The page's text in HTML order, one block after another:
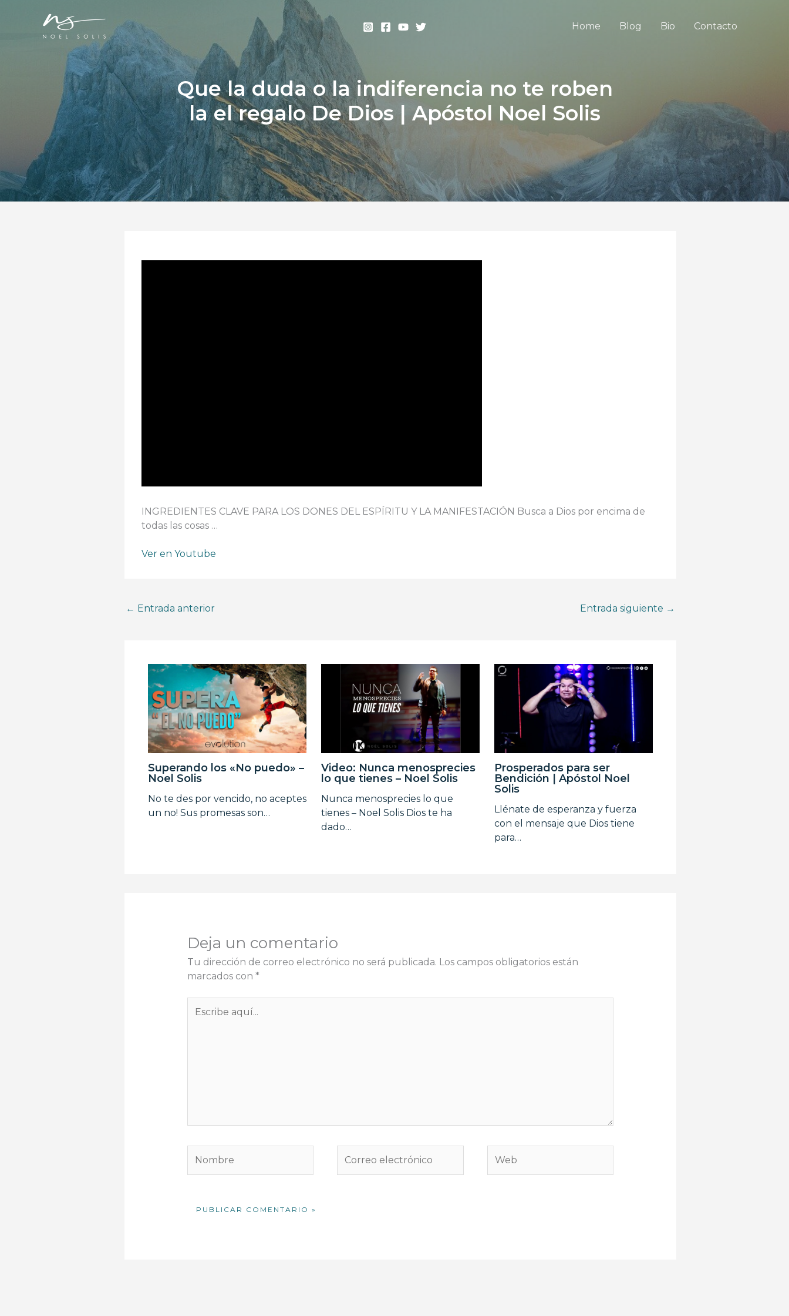
contenido
Home Blog Bio Contacto
Que la duda o la indiferencia no te roben
la el regalo De Dios | Apóstol Noel Solis
INGREDIENTES CLAVE PARA LOS DONES DEL ESPÍRITU Y LA MANIFESTACIÓN Busca a Dios por encima de
todas las cosas …
Ver en Youtube
← Entrada anterior Entrada siguiente →
Superando los «No puedo» –
Noel Solis
No te des por vencido, no aceptes
un no! Sus promesas son…
Video: Nunca menosprecies
lo que tienes – Noel Solis
Nunca menosprecies lo que
tienes – Noel Solis Dios te ha
dado…
Prosperados para ser
Bendición | Apóstol Noel
Solis
Llénate de esperanza y fuerza
con el mensaje que Dios tiene
para…
Deja un comentario
Tu dirección de correo electrónico no será publicada. Los campos obligatorios están
marcados con *
aquí...
electrónico